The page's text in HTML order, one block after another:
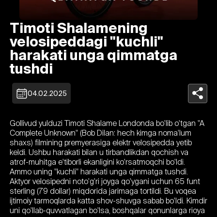
Timoti Shalamening
velosipeddagi "kuchli"
harakati unga qimmatga
tushdi
04.02.2025
Gollivud yulduzi Timoti Shalame Londonda bo'lib o'tgan "A
Complete Unknown" (Bob Dilan: hech kimga noma'lum
shaxs) filmining premyerasiga elektr velosipedda yetib
keldi. Ushbu harakati bilan u tirbandlikdan qochish va
atrof-muhitga e'tiborli ekanligini ko'rsatmoqchi bo'ldi.
Ammo uning "kuchli" harakati unga qimmatga tushdi.
Aktyor velosipedni noto'g'ri joyga qo'ygani uchun 65 funt
sterling (79 dollar) miqdorida jarimaga tortildi. Bu voqea
ijtimoiy tarmoqlarda katta shov-shuvga sabab bo'ldi. Kimdir
uni qo'llab-quvvatlagan bo'lsa, boshqalar qonunlarga rioya